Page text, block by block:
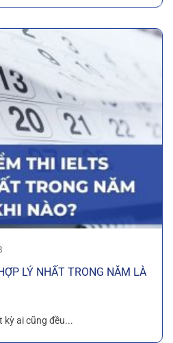
LÝ NHẤT TRONG NĂM LÀ
kỳ ai cũng đều...